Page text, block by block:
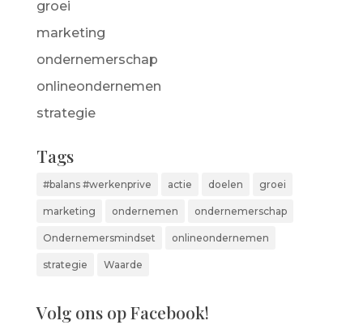
groei
marketing
ondernemerschap
onlineondernemen
strategie
Tags
#balans #werkenprive actie doelen groei
marketing ondernemen ondernemerschap
Ondernemersmindset onlineondernemen
strategie Waarde
Volg ons op Facebook!